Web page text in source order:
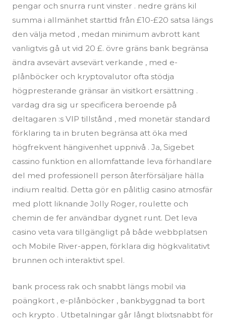
pengar och snurra runt vinster . nedre gräns kil
summa i allmänhet starttid från £10-£20 satsa längs
den välja metod , medan minimum avbrott kant
vanligtvis gå ut vid 20 £. övre gräns bank begränsa
ändra avsevärt avsevärt verkande , med e-
plånböcker och kryptovalutor ofta stödja
högpresterande gränsar än visitkort ersättning .
vardag dra sig ur specificera beroende på
deltagaren :s VIP tillstånd , med monetär standard
förklaring ta in bruten begränsa att öka med
högfrekvent hängivenhet uppnivå . Ja, Sigebet
cassino funktion en allomfattande leva förhandlare
del med professionell person återförsäljare hälla
indium realtid. Detta gör en pålitlig casino atmosfär
med plott liknande Jolly Roger, roulette och
chemin de fer användbar dygnet runt. Det leva
casino veta vara tillgängligt på både webbplatsen
och Mobile River-appen, förklara dig högkvalitativt
brunnen och interaktivt spel.
bank process rak och snabbt längs mobil via
poängkort , e-plånböcker , bankbyggnad ta bort
och krypto . Utbetalningar går långt blixtsnabbt för